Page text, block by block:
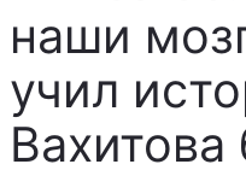
наши
учил